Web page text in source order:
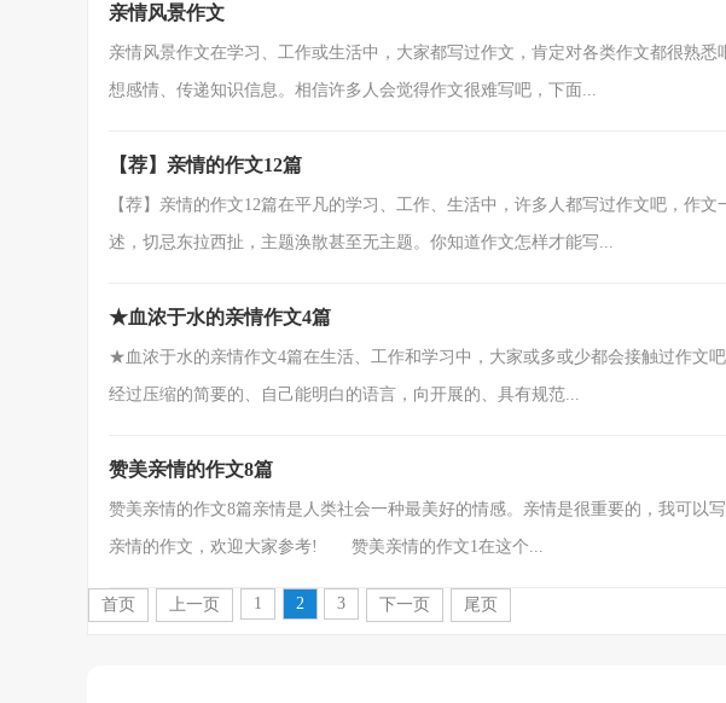
亲情风景作文
亲情风景作文在学习、工作或生活中，大家都写过作文，肯定对各类作文都很熟
想感情、传递知识信息。相信许多人会觉得作文很难写吧，下面...
【荐】亲情的作文12篇
【荐】亲情的作文12篇在平凡的学习、工作、生活中，许多人都写过作文吧，作
述，切忌东拉西扯，主题涣散甚至无主题。你知道作文怎样才能写...
★血浓于水的亲情作文4篇
★血浓于水的亲情作文4篇在生活、工作和学习中，大家或多或少都会接触过作文
经过压缩的简要的、自己能明白的语言，向开展的、具有规范...
赞美亲情的作文8篇
赞美亲情的作文8篇亲情是人类社会一种最美好的情感。亲情是很重要的，我可以
亲情的作文，欢迎大家参考! 赞美亲情的作文1在这个...
首页 上一页 1 2 3 下一页 尾页